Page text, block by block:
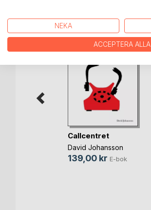
Callcentret
David Johansson
139,00 kr E-bok
NEKA
ACCEPTERA ALLA